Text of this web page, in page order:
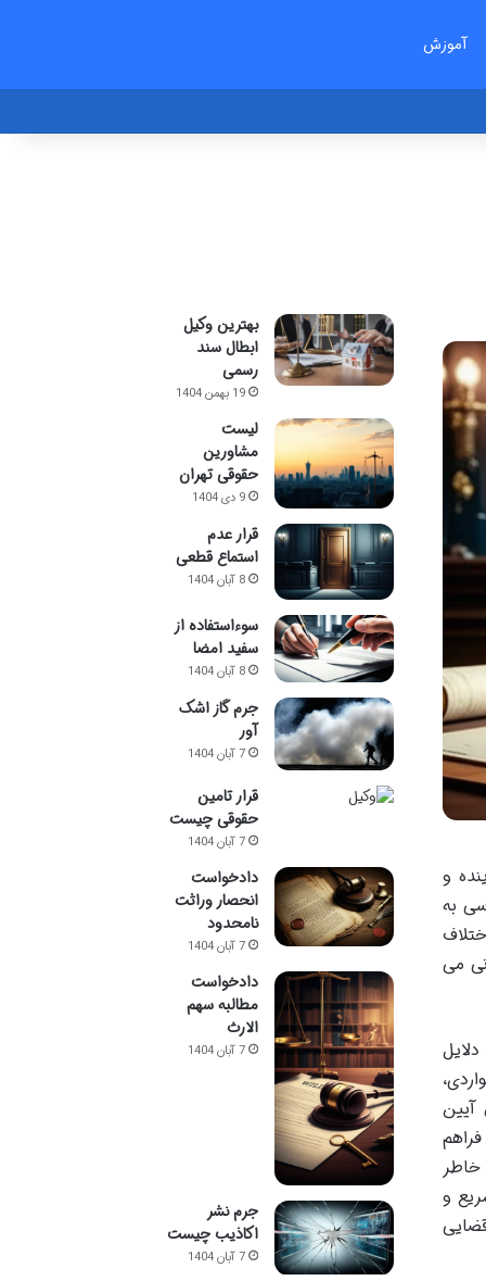
آموزش
و
به
شوراهای حل اختلاف
می
آیین
خاطر
و
بهترین وکیل
ابطال سند
رسمی
19 بهمن 1404
لیست
مشاورین
حقوقی تهران
9 دی 1404
قرار عدم
استماع قطعی
8 آبان 1404
سوءاستفاده از
سفید امضا
8 آبان 1404
جرم گاز اشک
آور
7 آبان 1404
قرار تامین
حقوقی چیست
7 آبان 1404
دادخواست
انحصار وراثت
نامحدود
7 آبان 1404
دادخواست
مطالبه سهم
الارث
7 آبان 1404
جرم نشر
اکاذیب چیست
7 آبان 1404